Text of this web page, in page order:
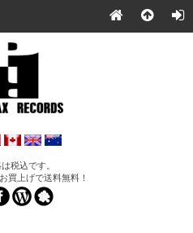
税込です。
買上げで送料無料！